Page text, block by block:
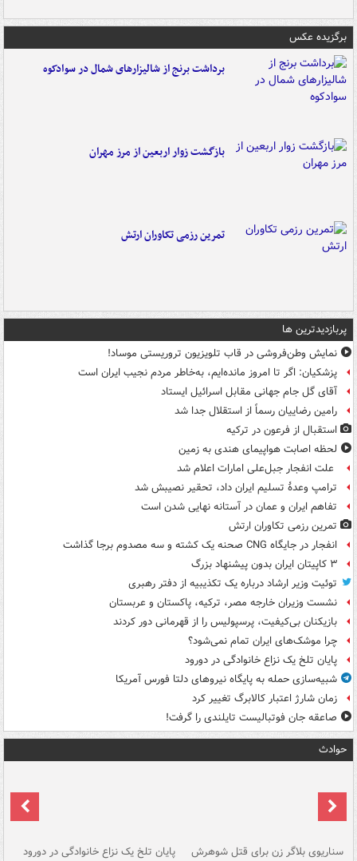
برگزیده عکس
برداشت برنج از شالیزارهای شمال در سوادکوه
بازگشت زوار اربعین از مرز مهران
تمرین رزمی تکاوران ارتش
پربازدیدترین ها
نمایش وطن‌فروشی در قاب تلویزیون تروریستی موساد!
پزشکیان: اگر تا امروز مانده‌ایم، به‌خاطر مردم نجیب ایران است
آقای گل جام جهانی مقابل اسرائیل ایستاد
رامین رضاییان رسماً از استقلال جدا شد
استقبال از فرعون در ترکیه
لحظه اصابت هواپیمای هندی به زمین
علت انفجار جبل‌علی امارات اعلام شد
ترامپ وعدۀ تسلیم ایران داد، تحقیر نصیبش شد
تفاهم ایران و عمان در آستانه نهایی شدن است
تمرین رزمی تکاوران ارتش
انفجار در جایگاه CNG صحنه یک کشته و سه مصدوم برجا گذاشت
۳ کاپیتان ایران بدون پیشنهاد بزرگ
توئیت وزیر ارشاد درباره یک تکذیبیه از دفتر رهبری
نشست وزیران خارجه مصر، ترکیه، پاکستان و عربستان
بازیکنان بی‌کیفیت، پرسپولیس را از قهرمانی دور کردند
چرا موشک‌های ایران تمام نمی‌شود؟
پایان تلخ یک نزاع خانوادگی در دورود
شبیه‌سازی حمله به پایگاه نیروهای دلتا فورس آمریکا
زمان شارژ اعتبار کالابرگ تغییر کرد
صاعقه جان فوتبالیست تایلندی را گرفت!
حوادث
سناریوی بلاگر زن برای قتل شوهرش پایان تلخ یک نزاع خانوادگی در دورود